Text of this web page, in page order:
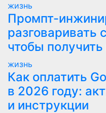
жизнь
Промпт-
разговаривать
чтобы
жизнь
Как оплатить
в 2026 году:
и инструкции